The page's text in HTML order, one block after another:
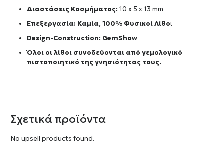
Διαστάσεις Κοσμήματος: 10 x 5 x 13 mm
Επεξεργασία: Καμία, 100% Φυσικοί Λίθοι
Design-Construction: GemShow
Όλοι οι λίθοι συνοδεύονται από γεμολογικό
πιστοποιητικό της γνησιότητας τους.
Σχετικά προϊόντα
No upsell products found.